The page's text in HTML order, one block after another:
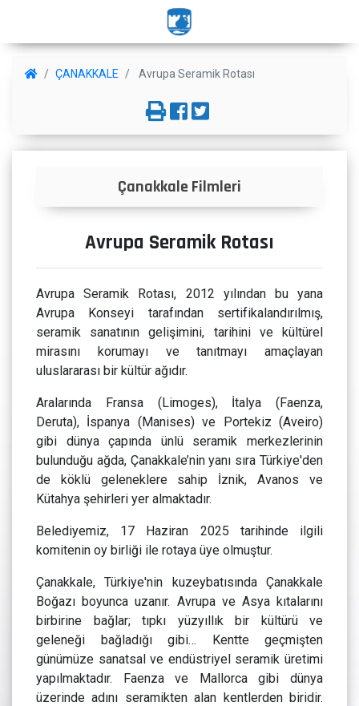
ÇANAKKALE Avrupa Seramik Rotası
Çanakkale Filmleri
Avrupa Seramik Rotası
Avrupa Seramik Rotası, 2012 yılından bu yana
Avrupa Konseyi tarafından sertifikalandırılmış,
seramik sanatının gelişimini, tarihini ve kültürel
mirasını korumayı ve tanıtmayı amaçlayan
uluslararası bir kültür ağıdır.
Aralarında Fransa (Limoges), İtalya (Faenza,
Deruta), İspanya (Manises) ve Portekiz (Aveiro)
gibi dünya çapında ünlü seramik merkezlerinin
bulunduğu ağda, Çanakkale’nin yanı sıra Türkiye'den
de köklü geleneklere sahip İznik, Avanos ve
Kütahya şehirleri yer almaktadır.
Belediyemiz, 17 Haziran 2025 tarihinde ilgili
komitenin oy birliği ile rotaya üye olmuştur.
Çanakkale, Türkiye'nin kuzeybatısında Çanakkale
Boğazı boyunca uzanır. Avrupa ve Asya kıtalarını
birbirine bağlar; tıpkı yüzyıllık bir kültürü ve
geleneği bağladığı gibi… Kentte geçmişten
günümüze sanatsal ve endüstriyel seramik üretimi
yapılmaktadır. Faenza ve Mallorca gibi dünya
üzerinde adını seramikten alan kentlerden biridir.